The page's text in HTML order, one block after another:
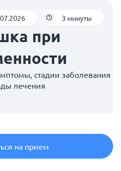
3 минуты
при
стадии заболевания
лечения
на прием